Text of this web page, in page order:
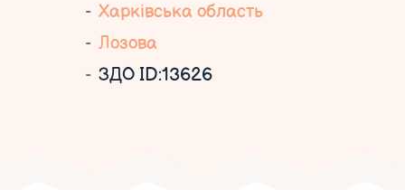
Харківська область
Лозова
ЗДО ID:13626